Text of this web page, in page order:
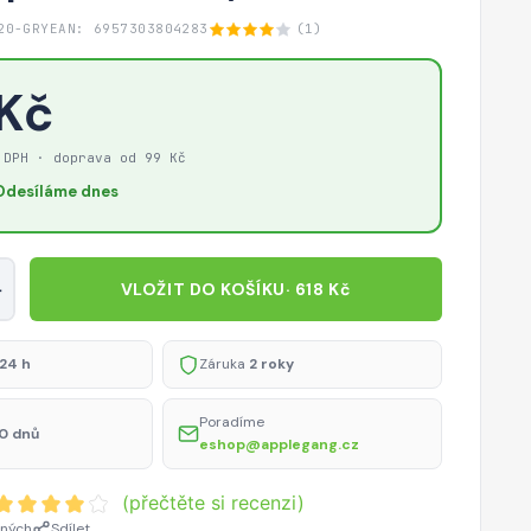
GRY EAN: 6957303804283 (1)
· doprava od 99 Kč
dnes
VLOŽIT DO KOŠÍKU· 618 Kč
h Záruka 2 roky
dnů
Poradíme
eshop@applegang.cz
(přečtěte si recenzi)